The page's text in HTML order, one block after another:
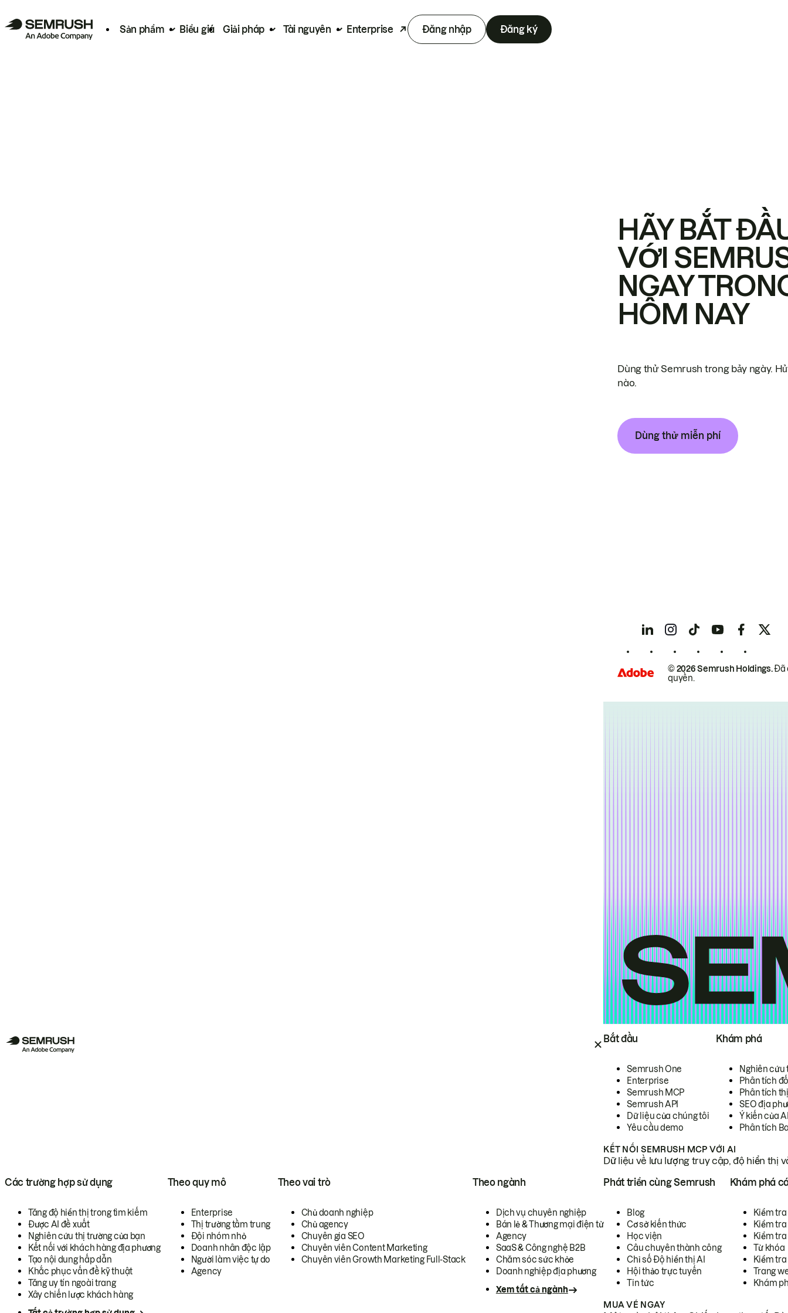
Sản phẩm Biểu giá Giải pháp Tài nguyên Enterprise Đăng nhập Đăng ký
Bắt đầu
Semrush One
Enterprise
Semrush MCP
Semrush API
Dữ liệu của chúng tôi
Yêu cầu demo
Khám phá
Nghiên cứu
Phân tích
Phân tích
SEO địa
Ý kiến của
Phân tích
KẾT NỐI SEMRUSH MCP VỚI AI
Dữ liệu về lưu lượng truy cập, độ hiển thị
Các trường hợp sử dụng
Tăng độ hiển thị trong tìm kiếm
Được AI đề xuất
Nghiên cứu thị trường của bạn
Kết nối với khách hàng địa phương
Tạo nội dung hấp dẫn
Khắc phục vấn đề kỹ thuật
Tăng uy tín ngoài trang
Xây chiến lược khách hàng
Theo quy mô
Enterprise
Thị trường tầm trung
Đội nhóm nhỏ
Doanh nhân độc lập
Người làm việc tự do
Agency
Theo vai trò
Chủ doanh nghiệp
Chủ agency
Chuyên gia SEO
Chuyên viên Content Marketing
Chuyên viên Growth Marketing Full-Stack
Theo ngành
Dịch vụ chuyên nghiệp
Bán lẻ & Thương mại điện tử
Agency
SaaS & Công nghệ B2B
Chăm sóc sức khỏe
Doanh nghiệp địa phương
Xem tất cả ngành
Phát triển cùng Semrush
Blog
Cơ sở kiến thức
Học viện
Câu chuyên thành công
Chỉ số Độ hiển thị AI
Hội thảo trực tuyến
Tin tức
Khám phá
Kiểm
Kiểm tra
Kiểm
Từ khóa
Kiểm
Trang
Khám
MUA VÉ NGAY
HÃY BẮT
VỚI
NGAY
HÔM NAY
Dùng thử Semrush trong bảy ngày.
nào.
Dùng thử miễn phí
© 2026 Semrush Holdings.Đã
quyền.